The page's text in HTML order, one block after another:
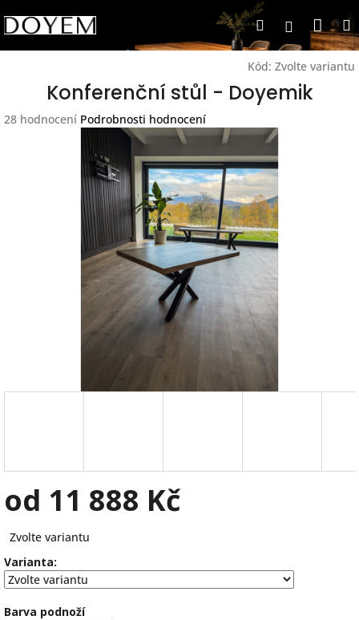
na
obsah
Hledat
Kód: Zvolte variantu
Konferenční stůl - Doyemik
Průměrné
28 hodnocení Podrobnosti hodnocení
od 11 888 Kč
cena:
Zvolte variantu
Varianta:
Barva podnoží